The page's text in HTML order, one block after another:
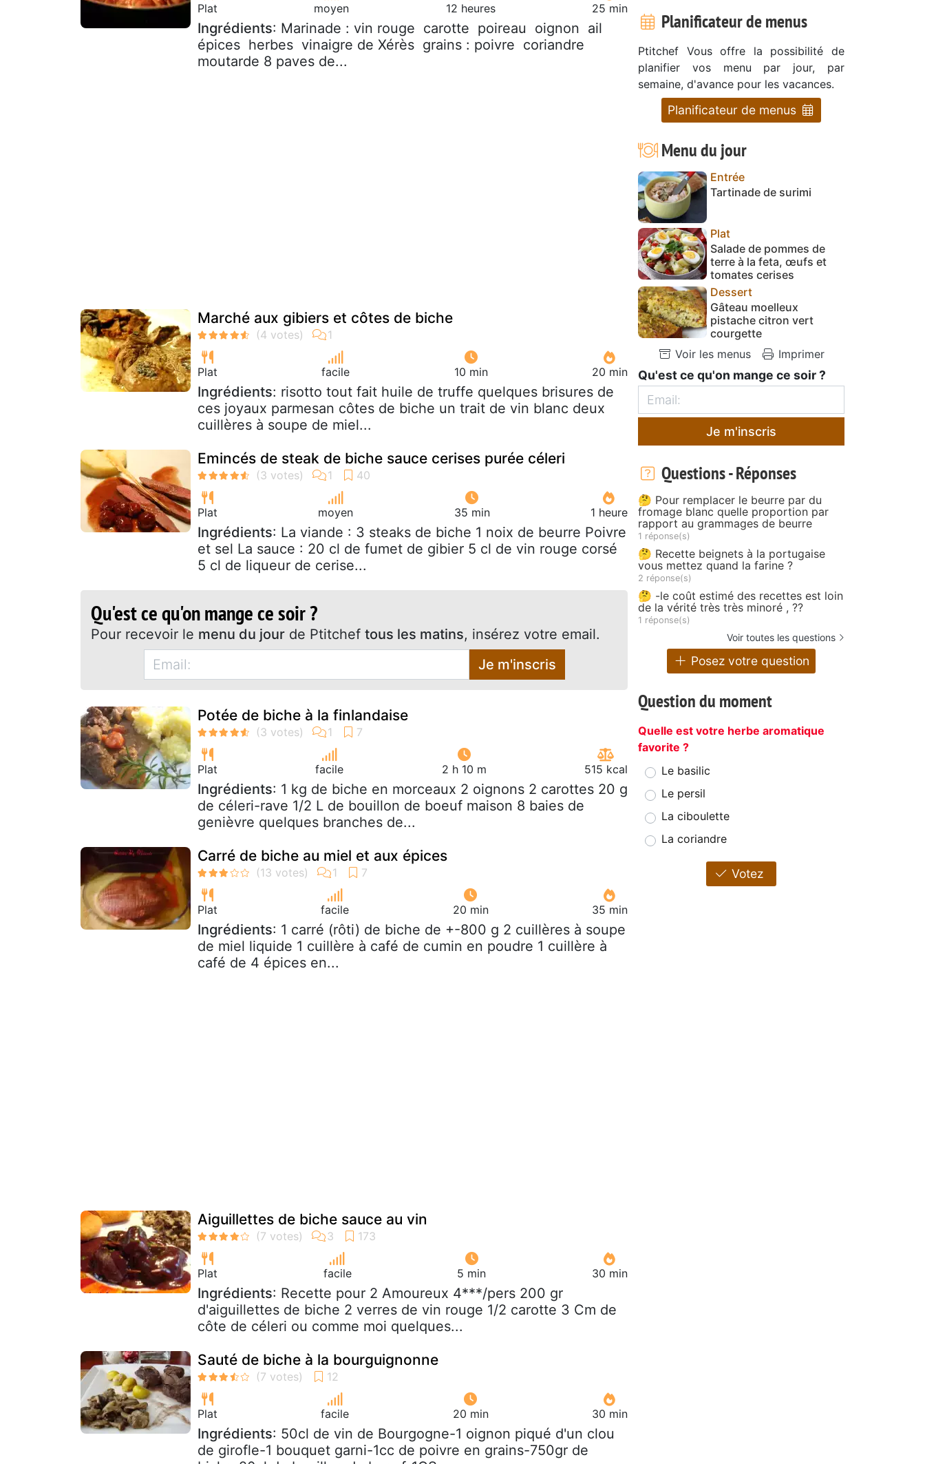
Plat moyen 12 heures 25 min
Ingrédients: Marinade : vin rouge  carotte  poireau  oignon  ail 
épices  herbes  vinaigre de Xérès  grains : poivre  coriandre
moutarde 8 paves de...
Marché aux gibiers et côtes de biche
Plat facile 10 min 20 min
Ingrédients: risotto tout fait huile de truffe quelques brisures de
ces joyaux parmesan côtes de biche un trait de vin blanc deux
cuillères à soupe de miel...
Emincés de steak de biche sauce cerises purée céleri
Plat moyen 35 min 1 heure
Ingrédients: La viande : 3 steaks de biche 1 noix de beurre Poivre
et sel La sauce : 20 cl de fumet de gibier 5 cl de vin rouge corsé
5 cl de liqueur de cerise...
Qu'est ce qu'on mange ce soir ?
Pour recevoir le menu du jour de Ptitchef tous les matins, insérez votre email.
Je m'inscris
Potée de biche à la finlandaise
Plat facile 2 h 10 m 515 kcal
Ingrédients: 1 kg de biche en morceaux 2 oignons 2 carottes 20 g
de céleri-rave 1/2 L de bouillon de boeuf maison 8 baies de
genièvre quelques branches de...
Carré de biche au miel et aux épices
Plat facile 20 min 35 min
Ingrédients: 1 carré (rôti) de biche de +-800 g 2 cuillères à soupe
de miel liquide 1 cuillère à café de cumin en poudre 1 cuillère à
café de 4 épices en...
Aiguillettes de biche sauce au vin
Plat facile 5 min 30 min
Ingrédients: Recette pour 2 Amoureux 4***/pers 200 gr
d'aiguillettes de biche 2 verres de vin rouge 1/2 carotte 3 Cm de
côte de céleri ou comme moi quelques...
Sauté de biche à la bourguignonne
Plat facile 20 min 30 min
Ingrédients: 50cl de vin de Bourgogne-1 oignon piqué d'un clou
de girofle-1 bouquet garni-1cc de poivre en grains-750gr de
Planificateur de menus
Ptitchef Vous offre la possibilité de
planifier vos menu par jour, par
semaine, d'avance pour les vacances.
Planificateur de menus
Menu du jour
Entrée
Tartinade de surimi
Plat
Salade de pommes de
terre à la feta, œufs et
tomates cerises
Dessert
Gâteau moelleux
pistache citron vert
courgette
Voir les menus
Imprimer
Qu'est ce qu'on mange ce soir ?
Je m'inscris
Questions - Réponses
🤔 Pour remplacer le beurre par du
fromage blanc quelle proportion par
rapport au grammages de beurre
1 réponse(s)
🤔 Recette beignets à la portugaise
vous mettez quand la farine ?
2 réponse(s)
🤔 -le coût estimé des recettes est loin
de la vérité très très minoré , ??
1 réponse(s)
Voir toutes les questions
Posez votre question
Question du moment
Quelle est votre herbe aromatique
favorite ?
Le basilic
Le persil
La ciboulette
La coriandre
Votez